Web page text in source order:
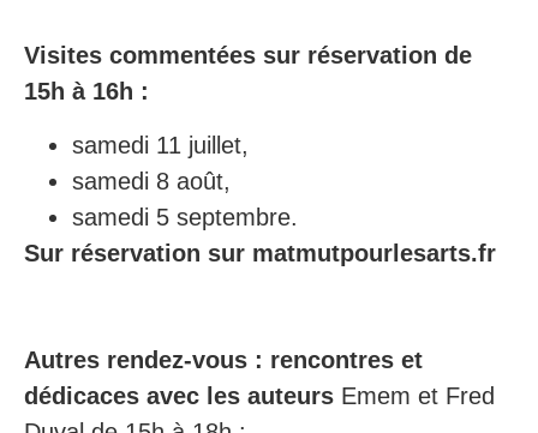
Visites commentées sur réservation de
15h à 16h :
samedi 11 juillet,
samedi 8 août,
samedi 5 septembre.
Sur réservation sur matmutpourlesarts.fr
Autres rendez-vous : rencontres et
dédicaces avec les auteurs Emem et Fred